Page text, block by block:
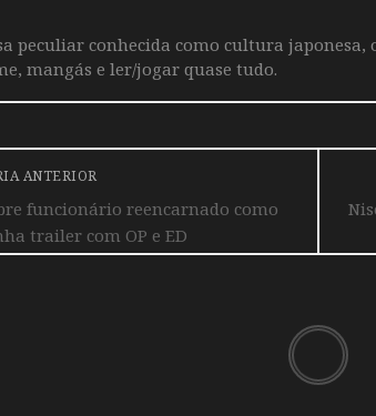
peculiar conhecida como cultura
mangás e ler/jogar quase tudo.
ANTERIOR
funcionário reencarnado como
trailer com OP e ED